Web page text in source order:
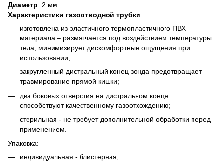
Диаметр: 2 мм.
Характеристики газоотводной трубки:
изготовлена из эластичного термопластичного ПВХ
материала – размягчается под воздействием температуры
тела, минимизирует дискомфортные ощущения при
использовании;
закругленный дистральный конец зонда предотвращает
травмирование прямой кишки;
два боковых отверстия на дистральном конце
способствуют качественному газоотхождению;
стерильная - не требует дополнительной обработки перед
применением.
Упаковка:
индивидуальная - блистерная,